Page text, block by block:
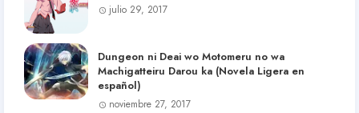
julio 29, 2017
Dungeon ni Deai wo Motomeru no wa
Machigatteiru Darou ka (Novela Ligera en
español)
noviembre 27, 2017